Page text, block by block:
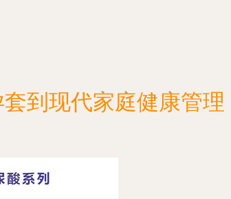
到现代家庭健康管理